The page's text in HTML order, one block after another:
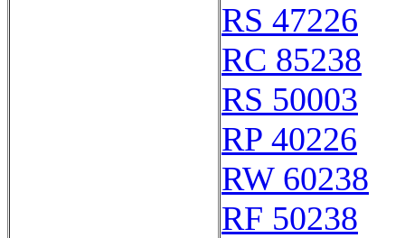
RS 47226
RC 85238
RS 50003
RP 40226
RW 60238
RF 50238